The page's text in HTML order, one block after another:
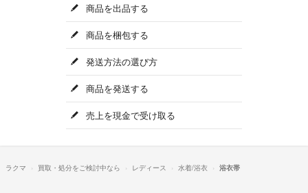
商品を出品する
商品を梱包する
発送方法の選び方
商品を発送する
売上を現金で受け取る
ラクマ 買取・処分をご検討中なら レディース 水着/浴衣 浴衣帯